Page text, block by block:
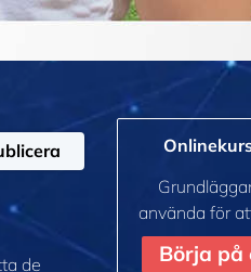
de
använda för
Börja på